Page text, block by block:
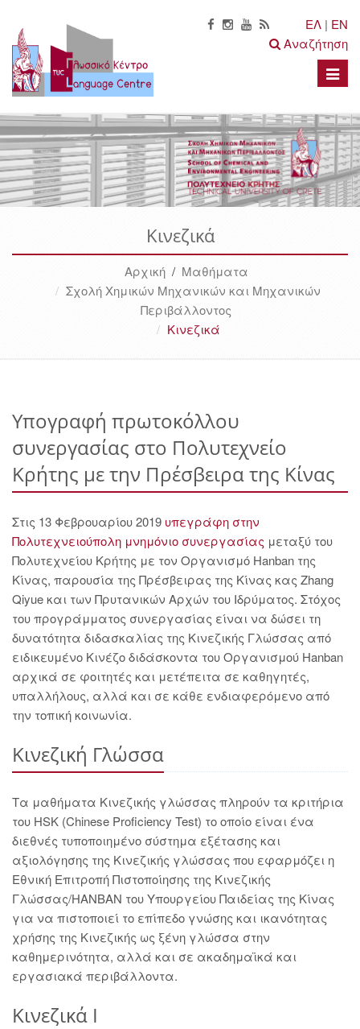
ΕΛ | EN
Αναζήτηση
Toggle
Κινεζικά
Αρχική/ Μαθήματα
Σχολή Χημικών Μηχανικών και Μηχανικών
Περιβάλλοντος
Κινεζικά
Υπογραφή πρωτοκόλλου
συνεργασίας στο Πολυτεχνείο
Κρήτης με την Πρέσβειρα της Κίνας
Στις 13 Φεβρουαρίου 2019 υπεγράφη στην
Πολυτεχνειούπολη μνημόνιο συνεργασίας μεταξύ του
Πολυτεχνείου Κρήτης με τον Οργανισμό Hanban της
Κίνας, παρουσία της Πρέσβειρας της Κίνας κας Zhang
Qiyue και των Πρυτανικών Αρχών του Ιδρύματος. Στόχος
του προγράμματος συνεργασίας είναι να δώσει τη
δυνατότητα διδασκαλίας της Κινεζικής Γλώσσας από
ειδικευμένο Κινέζο διδάσκοντα του Οργανισμού Hanban
αρχικά σε φοιτητές και μετέπειτα σε καθηγητές,
υπαλλήλους, αλλά και σε κάθε ενδιαφερόμενο από
την τοπική κοινωνία.
Κινεζική Γλώσσα
Τα μαθήματα Κινεζικής γλώσσας πληρούν τα κριτήρια
του ΗSK (Chinese Proficiency Test) το οποίο είναι ένα
διεθνές τυποποιημένο σύστημα εξέτασης και
αξιολόγησης της Κινεζικής γλώσσας που εφαρμόζει η
Εθνική Επιτροπή Πιστοποίησης της Κινεζικής
Γλώσσας/HANBAN του Υπουργείου Παιδείας της Κίνας
για να πιστοποιεί το επίπεδο γνώσης και ικανότητας
χρήσης της Κινεζικής ως ξένη γλώσσα στην
καθημερινότητα, αλλά και σε ακαδημαϊκά και
εργασιακά περιβάλλοντα.
Κινεζικά I